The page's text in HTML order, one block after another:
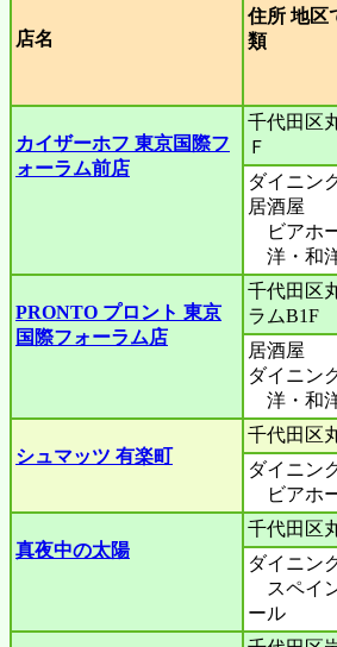
店名
住所 地区
カイザーホフ 東京国際フ
ォーラム前店
千代田区
Ｆ
ダイニン
居酒屋
ビアホ
洋・和
PRONTO プロント 東京
国際フォーラム店
千代田区
ラムB1F
居酒屋
ダイニン
洋・和
シュマッツ 有楽町
千代田区
ダイニン
ビアホ
真夜中の太陽
千代田区
ダイニン
スペイ
ール